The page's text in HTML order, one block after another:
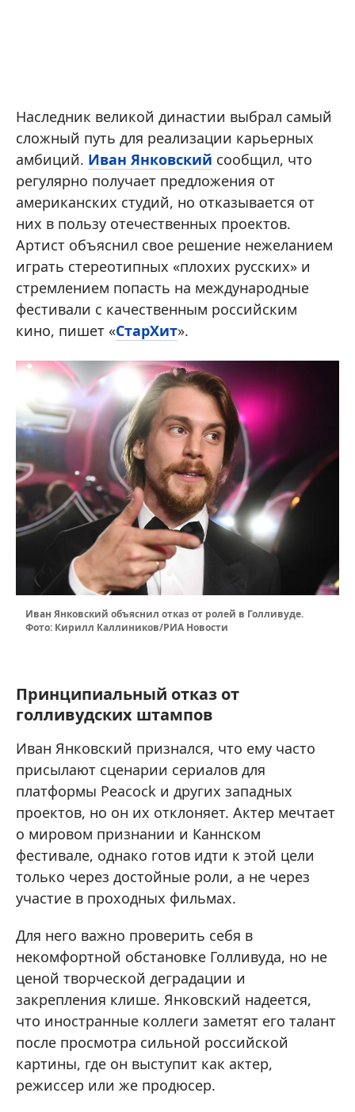
Наследник великой династии выбрал самый
сложный путь для реализации карьерных
амбиций. Иван Янковский сообщил, что
регулярно получает предложения от
американских студий, но отказывается от
них в пользу отечественных проектов.
Артист объяснил свое решение нежеланием
играть стереотипных «плохих русских» и
стремлением попасть на международные
фестивали с качественным российским
кино, пишет «СтарХит».
Иван Янковский объяснил отказ от ролей в Голливуде.
Фото: Кирилл Каллиников/РИА Новости
Принципиальный отказ от
голливудских штампов
Иван Янковский признался, что ему часто
присылают сценарии сериалов для
платформы Peacock и других западных
проектов, но он их отклоняет. Актер мечтает
о мировом признании и Каннском
фестивале, однако готов идти к этой цели
только через достойные роли, а не через
участие в проходных фильмах.
Для него важно проверить себя в
некомфортной обстановке Голливуда, но не
ценой творческой деградации и
закрепления клише. Янковский надеется,
что иностранные коллеги заметят его талант
после просмотра сильной российской
картины, где он выступит как актер,
режиссер или же продюсер.